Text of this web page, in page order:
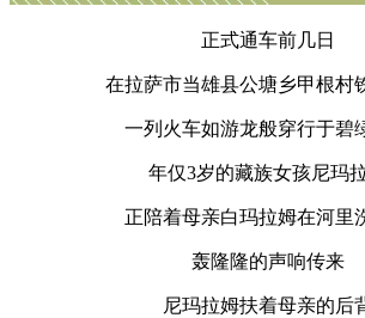
正式通车前几日
在拉萨市当雄县公塘乡甲根村
一列火车如游龙般穿行于碧
年仅3岁的藏族女孩尼玛
正陪着母亲白玛拉姆在河里
轰隆隆的声响传来
尼玛拉姆扶着母亲的后